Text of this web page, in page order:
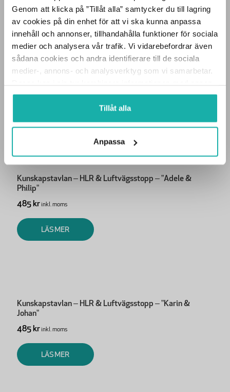
Genom att klicka på ”Tillåt alla” samtycker du till lagring
av cookies på din enhet för att vi ska kunna anpassa
innehåll och annonser, tillhandahålla funktioner för sociala
medier och analysera vår trafik. Vi vidarebefordrar även
sådana cookies och andra identifierare till de sociala
medier-, annons- och analysverktyg som vi samarbetar.
information som du har tillhandahållit eller som de har
samlat in när du har använt deras tjänster.
Tillåt alla
Anpassa
Kunskapstavlan – Badsäkerhet
Kunskapstavlan – HLR & Luftvägsstopp – ”Adele &
Philip”
485 krinkl. moms
LÄS MER
Kunskapstavlan – HLR & Luftvägsstopp – ”Karin &
Johan”
485 krinkl. moms
LÄS MER
PRIVATPERSON
FÖRETAG